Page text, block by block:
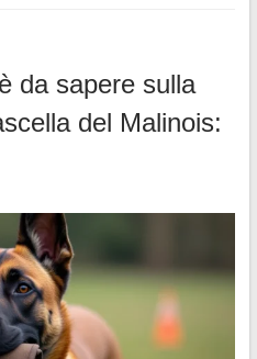
da sapere sulla
del Malinois: